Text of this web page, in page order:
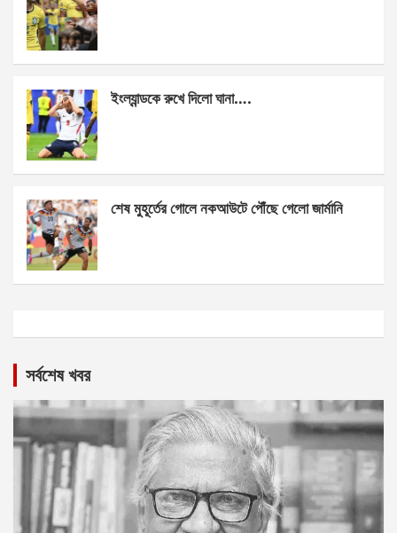
ইংল্যান্ডকে রুখে দিলো ঘানা….
শেষ মুহূর্তের গোলে নকআউটে পৌঁছে গেলো জার্মানি
সর্বশেষ খবর